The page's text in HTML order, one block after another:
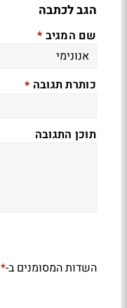
הגב לכתבה
שם המגיב *
כותרת תגובה *
תוכן התגובה
השדות המסומנים ב-*